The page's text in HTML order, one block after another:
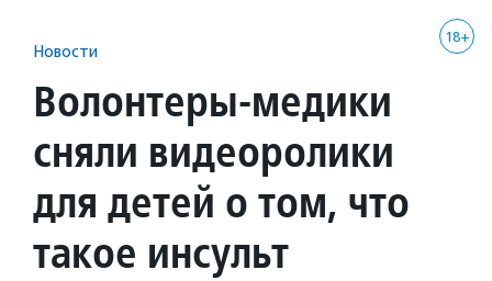
18+
Новости
Волонтеры-медики
сняли видеоролики
для детей о том, что
такое инсульт